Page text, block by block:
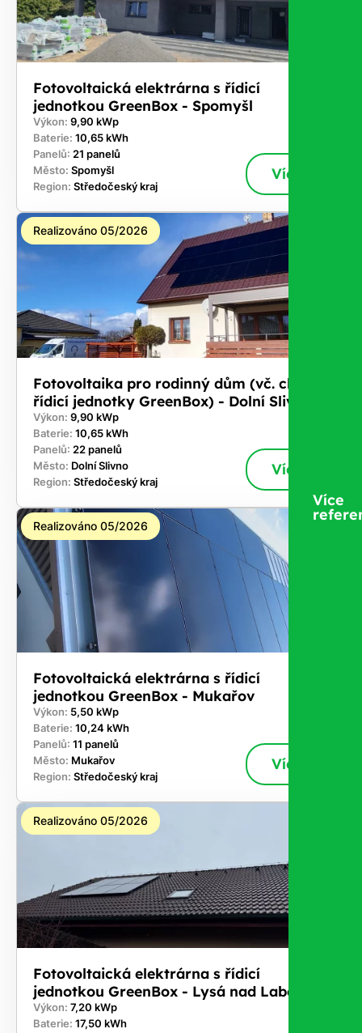
Fotovoltaická elektrárna s řídicí
jednotkou GreenBox - Spomyšl
Výkon: 9,90 kWp
Baterie: 10,65 kWh
Panelů: 21 panelů
Město: Spomyšl
Region: Středočeský kraj
Více
Realizováno 05/2026
Fotovoltaika pro rodinný dům (vč. chytré
řídicí jednotky GreenBox) - Dolní Slivno
Výkon: 9,90 kWp
Baterie: 10,65 kWh
Panelů: 22 panelů
Město: Dolní Slivno
Region: Středočeský kraj
Více
Realizováno 05/2026
Fotovoltaická elektrárna s řídicí
jednotkou GreenBox - Mukařov
Výkon: 5,50 kWp
Baterie: 10,24 kWh
Panelů: 11 panelů
Město: Mukařov
Region: Středočeský kraj
Více
Realizováno 05/2026
Fotovoltaická elektrárna s řídicí
jednotkou GreenBox - Lysá nad Labem
Výkon: 7,20 kWp
Baterie: 17,50 kWh
Více